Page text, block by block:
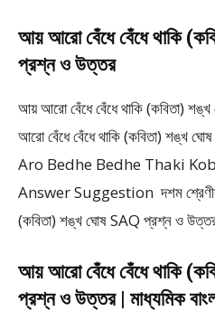
আয় আরো বেঁধে বেঁধে থাকি
প্রশ্ন ও উত্তর
আয় আরো বেঁধে বেঁধে থাকি (কবিতা)
আরো বেঁধে বেঁধে থাকি (কবিতা)
Aro Bedhe Bedhe Thaki
Answer Suggestion দশম শ্রেণীর
(কবিতা) শঙ্খ ঘোষ SAQ প্রশ্ন ও
আয় আরো বেঁধে বেঁধে থাকি
প্রশ্ন ও উত্তর | মাধ্যমিক